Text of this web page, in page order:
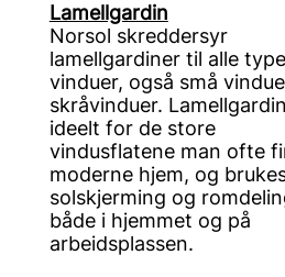
Lamellgardin
Norsol skreddersyr
lamellgardiner til alle
vinduer, også små
skråvinduer.
ideelt for de store
vindusflatene man ofte
moderne hjem, og
solskjerming og
både i hjemmet og på
arbeidsplassen.